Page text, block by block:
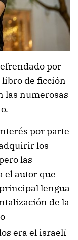
por
de ficción
las numerosas
por parte
los
las
el autor que
lengua
de la
era el israelí-